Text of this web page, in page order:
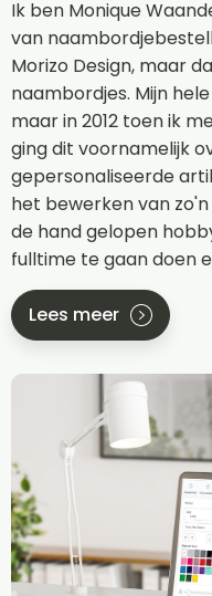
Ik ben Monique
van
Morizo Design, maar
naambordjes. Mijn
maar in 2012 toen ik
ging dit voornamelijk
gepersonaliseerde
het bewerken van
de hand gelopen
fulltime te gaan doen
Lees meer